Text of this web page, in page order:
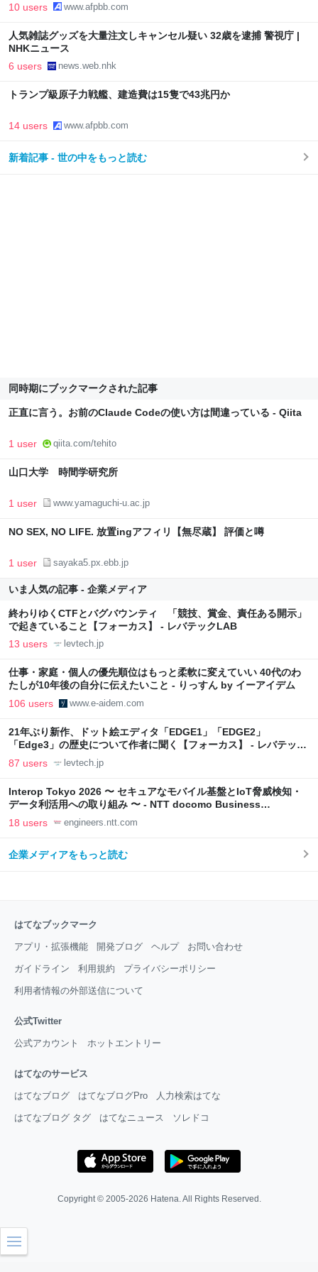
10 users www.afpbb.com
人気雑誌グッズを大量注文しキャンセル疑い 32歳を逮捕 警視庁 |
NHKニュース
6 users news.web.nhk
トランプ級原子力戦艦、建造費は15隻で43兆円か
14 users www.afpbb.com
新着記事 - 世の中をもっと読む
同時期にブックマークされた記事
正直に言う。お前のClaude Codeの使い方は間違っている - Qiita
1 user qiita.com/tehito
山口大学 時間学研究所
1 user www.yamaguchi-u.ac.jp
NO SEX, NO LIFE. 放置ingアフィリ【無尽蔵】 評価と噂
1 user sayaka5.px.ebb.jp
いま人気の記事 - 企業メディア
終わりゆくCTFとバグバウンティ 「競技、賞金、責任ある開示」
で起きていること【フォーカス】 - レバテックLAB
13 users levtech.jp
仕事・家庭・個人の優先順位はもっと柔軟に変えていい 40代のわ
たしが10年後の自分に伝えたいこと - りっすん by イーアイデム
106 users www.e-aidem.com
21年ぶり新作、ドット絵エディタ「EDGE1」「EDGE2」
「Edge3」の歴史について作者に聞く【フォーカス】 - レバテック
LAB
87 users levtech.jp
Interop Tokyo 2026 〜 セキュアなモバイル基盤とIoT脅威検知・
データ利活用への取り組み 〜 - NTT docomo Business
Engineers' Blog
18 users engineers.ntt.com
企業メディアをもっと読む
はてなブックマーク
アプリ・拡張機能 開発ブログ ヘルプ お問い合わせ
ガイドライン 利用規約 プライバシーポリシー
利用者情報の外部送信について
公式Twitter
公式アカウント ホットエントリー
はてなのサービス
はてなブログ はてなブログPro 人力検索はてな
はてなブログ タグ はてなニュース ソレドコ
Copyright © 2005-2026 Hatena . All Rights Reserved.